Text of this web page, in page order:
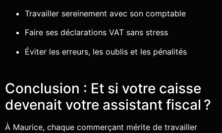
Travailler sereinement avec son comptable
Faire ses déclarations VAT sans stress
Éviter les erreurs, les oublis et les pénalités
Conclusion : Et si votre caisse
devenait votre assistant fiscal ?
À Maurice, chaque commerçant mérite de travailler